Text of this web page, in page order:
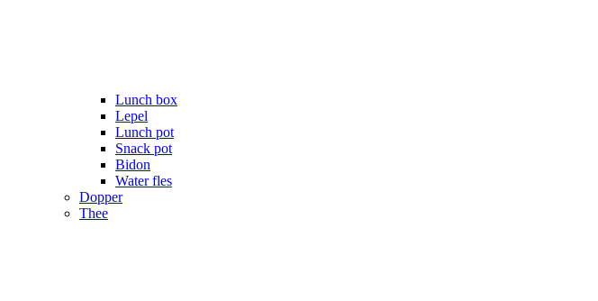
Lunch box
Lepel
Lunch pot
Snack pot
Bidon
Water fles
Dopper
Thee